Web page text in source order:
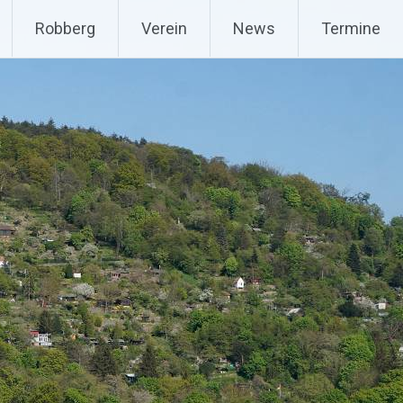
Robberg Verein News Termine